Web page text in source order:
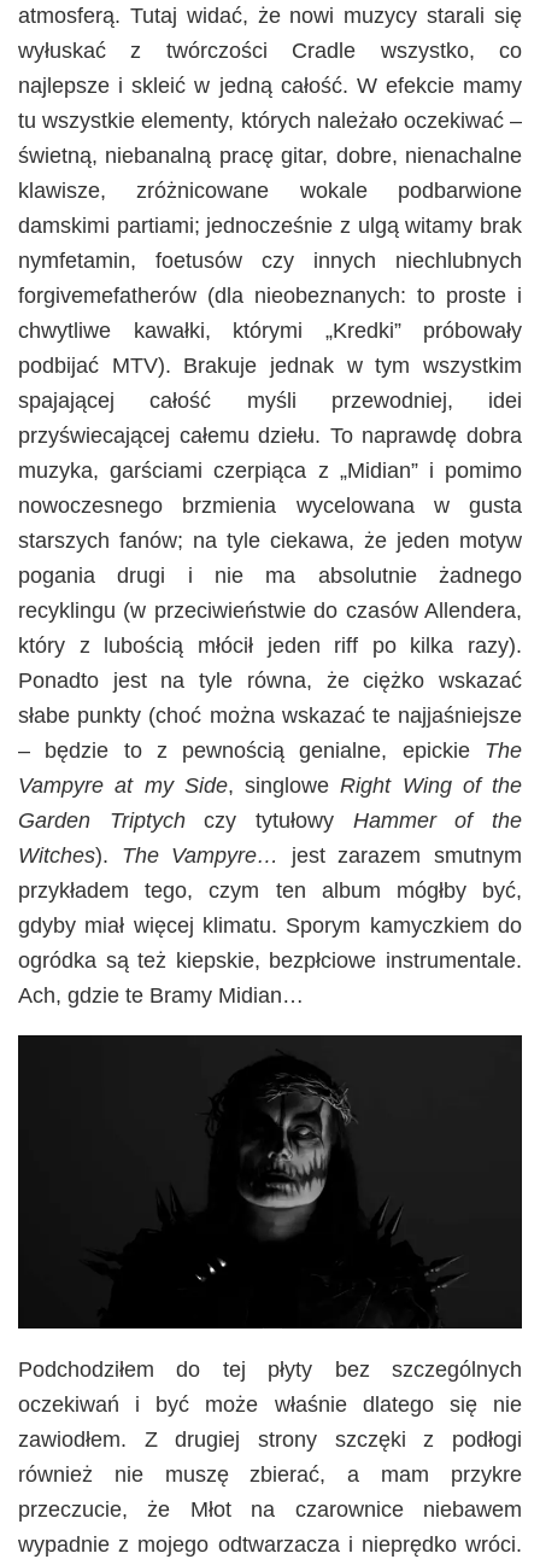
atmosferą. Tutaj widać, że nowi muzycy starali się
wyłuskać z twórczości Cradle wszystko, co
najlepsze i skleić w jedną całość. W efekcie mamy
tu wszystkie elementy, których należało oczekiwać –
świetną, niebanalną pracę gitar, dobre, nienachalne
klawisze, zróżnicowane wokale podbarwione
damskimi partiami; jednocześnie z ulgą witamy brak
nymfetamin, foetusów czy innych niechlubnych
forgivemefatherów (dla nieobeznanych: to proste i
chwytliwe kawałki, którymi „Kredki” próbowały
podbijać MTV). Brakuje jednak w tym wszystkim
spajającej całość myśli przewodniej, idei
przyświecającej całemu dziełu. To naprawdę dobra
muzyka, garściami czerpiąca z „Midian” i pomimo
nowoczesnego brzmienia wycelowana w gusta
starszych fanów; na tyle ciekawa, że jeden motyw
pogania drugi i nie ma absolutnie żadnego
recyklingu (w przeciwieństwie do czasów Allendera,
który z lubością młócił jeden riff po kilka razy).
Ponadto jest na tyle równa, że ciężko wskazać
słabe punkty (choć można wskazać te najjaśniejsze
– będzie to z pewnością genialne, epickie The
Vampyre at my Side, singloweRight Wing of the
Garden Triptychczy tytułowy Hammer of the
Witches). The Vampyre…
jest zarazem smutnym
przykładem tego, czym ten album mógłby być,
gdyby miał więcej klimatu. Sporym kamyczkiem do
ogródka są też kiepskie, bezpłciowe instrumentale.
Ach, gdzie te Bramy Midian…
Podchodziłem do tej płyty bez szczególnych
oczekiwań i być może właśnie dlatego się nie
zawiodłem. Z drugiej strony szczęki z podłogi
również nie muszę zbierać, a mam przykre
przeczucie, że Młot na czarownice niebawem
wypadnie z mojego odtwarzacza i nieprędko wróci.